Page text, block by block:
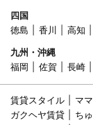
四国
徳島
香川 高知
九州・沖縄
福岡
佐賀 長崎
賃貸スタイル マ
ガクヘヤ賃貸
ち